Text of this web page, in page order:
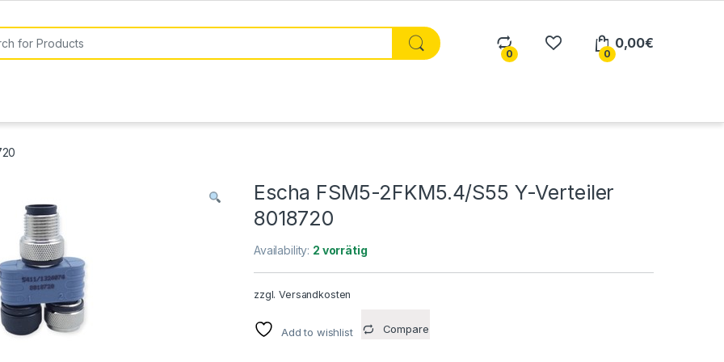
0 0
0,00€
Escha FSM5-2FKM5.4/S55 Y-Verteiler
8018720
Availability: 2 vorrätig
zzgl.Versandkosten
Add to wishlist Compare